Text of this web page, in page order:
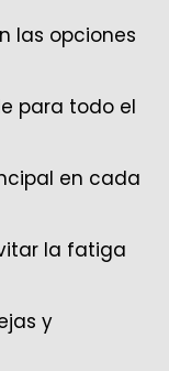
las opciones
para todo el
en cada
la fatiga
y